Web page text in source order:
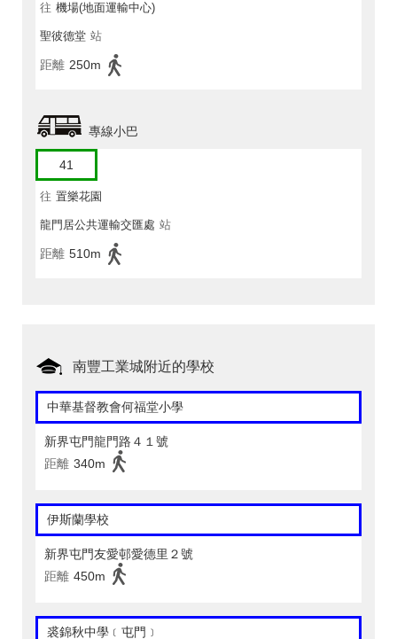
往 機場(地面運輸中心)
聖彼德堂 站
距離 250m
專線小巴
41
往 置樂花園
龍門居公共運輸交匯處 站
距離 510m
南豐工業城附近的學校
中華基督教會何福堂小學
新界屯門龍門路４１號
距離 340m
伊斯蘭學校
新界屯門友愛邨愛德里２號
距離 450m
裘錦秋中學﹝屯門﹞